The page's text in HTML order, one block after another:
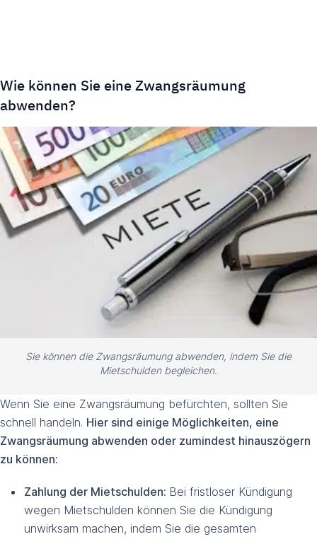
Wie können Sie eine Zwangsräumung
abwenden?
Sie können die Zwangsräumung abwenden, indem Sie die
Mietschulden begleichen.
Wenn Sie eine Zwangsräumung befürchten, sollten Sie
schnell handeln. Hier sind einige Möglichkeiten, eine
Zwangsräumung abwenden oder zumindest hinauszögern
zu können:
Zahlung der Mietschulden: Bei fristloser Kündigung
wegen Mietschulden können Sie die Kündigung
unwirksam machen, indem Sie die gesamten